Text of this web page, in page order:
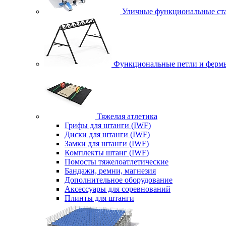
Уличные функциональные
Функциональные петли и
Тяжелая атлетика
Грифы для штанги (IWF)
Диски для штанги (IWF)
Замки для штанги (IWF)
Комплекты штанг (IWF)
Помосты тяжелоатлетические
Бандажи, ремни, магнезия
Дополнительное оборудование
Аксессуары для соревнований
Плинты для штанги